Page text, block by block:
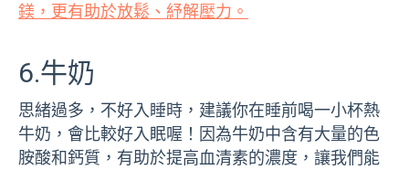
鎂，更有助於放鬆、紓解壓力。
6.牛奶
思緒過多，不好入睡時，建議你在睡前喝一小杯熱
牛奶，會比較好入眠喔！因為牛奶中含有大量的色
胺酸和鈣質，有助於提高血清素的濃度，讓我們能